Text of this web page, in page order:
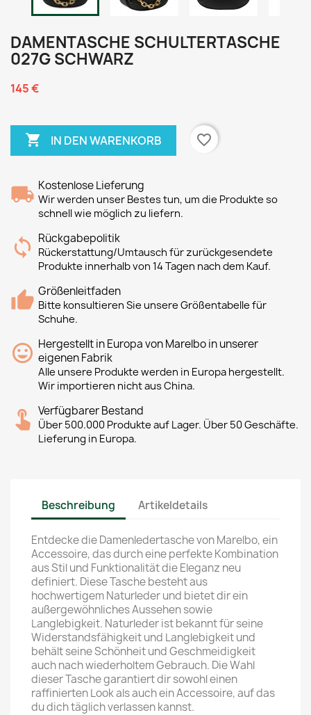
DAMENTASCHE SCHULTERTASCHE
027G SCHWARZ
145 €
 IN DEN WARENKORB favorite_border
Kostenlose Lieferung
Wir werden unser Bestes tun, um die Produkte so
schnell wie möglich zu liefern.
Rückgabepolitik
Rückerstattung/Umtausch für zurückgesendete
Produkte innerhalb von 14 Tagen nach dem Kauf.
Größenleitfaden
Bitte konsultieren Sie unsere Größentabelle für
Schuhe.
Hergestellt in Europa von Marelbo in unserer
eigenen Fabrik
Alle unsere Produkte werden in Europa hergestellt.
Wir importieren nicht aus China.
Verfügbarer Bestand
Über 500.000 Produkte auf Lager. Über 50 Geschäfte.
Lieferung in Europa.
Beschreibung Artikeldetails
Entdecke die Damenledertasche von Marelbo, ein
Accessoire, das durch eine perfekte Kombination
aus Stil und Funktionalität die Eleganz neu
definiert. Diese Tasche besteht aus
hochwertigem Naturleder und bietet dir ein
außergewöhnliches Aussehen sowie
Langlebigkeit. Naturleder ist bekannt für seine
Widerstandsfähigkeit und Langlebigkeit und
behält seine Schönheit und Geschmeidigkeit
auch nach wiederholtem Gebrauch. Die Wahl
dieser Tasche garantiert dir sowohl einen
raffinierten Look als auch ein Accessoire, auf das
du dich täglich verlassen kannst.